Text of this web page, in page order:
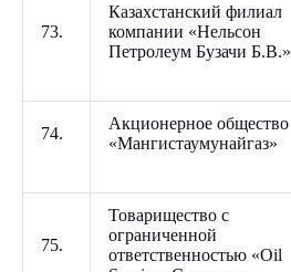
73.
Казахстанский филиал
компании «Нельсон
Петролеум Бузачи Б.В.»
74.
Акционерное общество
«Мангистаумунайгаз»
75.
Товарищество с
ограниченной
ответственностью «Oil